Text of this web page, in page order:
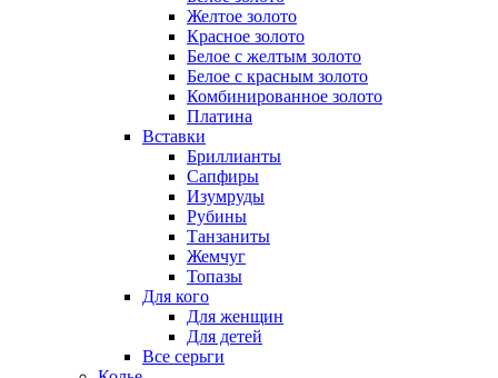
Желтое золото
Красное золото
Белое с желтым золото
Белое с красным золото
Комбинированное золото
Платина
Вставки
Бриллианты
Сапфиры
Изумруды
Рубины
Танзаниты
Жемчуг
Топазы
Для кого
Для женщин
Для детей
Все серьги